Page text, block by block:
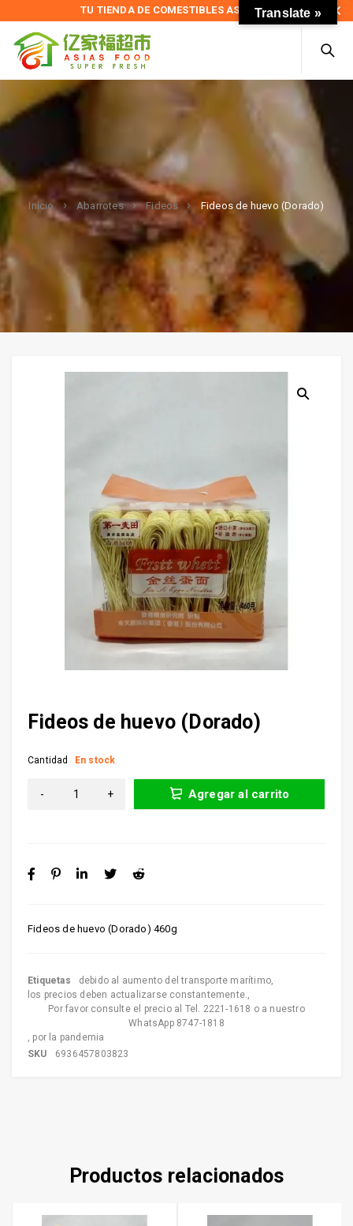
TU TIENDA DE COMESTIBLES ASIÁTICOS
Inicio Abarrotes Fideos Fideos de huevo (Dorado)
Fideos de huevo (Dorado)
Fideos de huevo (Dorado) 460g
Cantidad En stock
Agregar al carrito
Etiquetas debido al aumento del transporte marítimo,
los precios deben actualizarse constantemente.,
Por favor consulte el precio al Tel. 2221-1618 o a nuestro
WhatsApp 8747-1818
, por la pandemia
SKU
6936457803823
Productos relacionados
Translate »